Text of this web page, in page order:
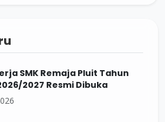
SMK Remaja Pluit Tahun
2027 Resmi Dibuka